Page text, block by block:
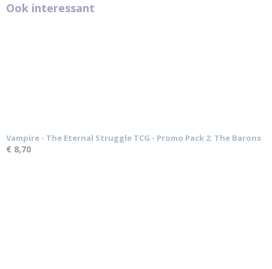
Ook interessant
Vampire - The Eternal Struggle TCG - Promo Pack 2: The Barons
€ 8,70